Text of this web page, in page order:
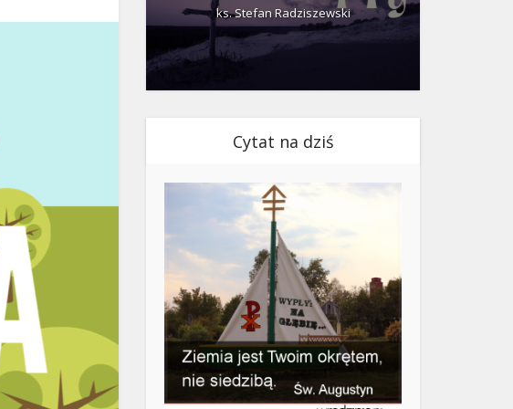
ks. Stefan Radziszewski
Cytat na dziś